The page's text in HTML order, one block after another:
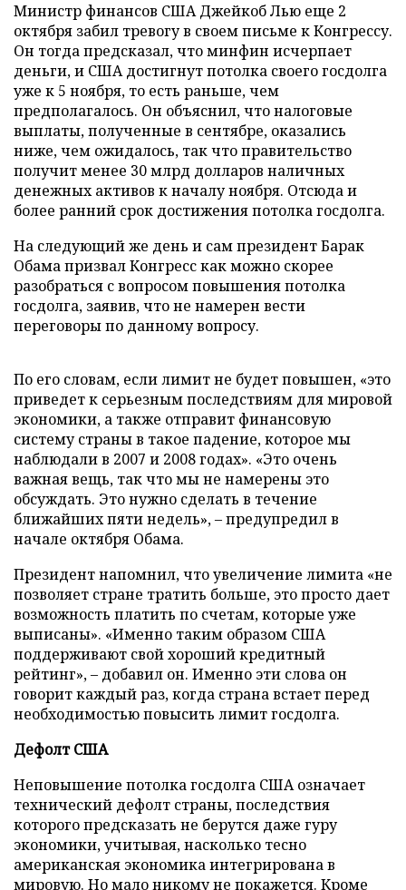
Министр финансов США Джейкоб Лью еще 2
октября забил тревогу в своем письме к Конгрессу.
Он тогда предсказал, что минфин исчерпает
деньги, и США достигнут потолка своего госдолга
уже к 5 ноября, то есть раньше, чем
предполагалось. Он объяснил, что налоговые
выплаты, полученные в сентябре, оказались
ниже, чем ожидалось, так что правительство
получит менее 30 млрд долларов наличных
денежных активов к началу ноября. Отсюда и
более ранний срок достижения потолка госдолга.
На следующий же день и сам президент Барак
Обама призвал Конгресс как можно скорее
разобраться с вопросом повышения потолка
госдолга, заявив, что не намерен вести
переговоры по данному вопросу.
По его словам, если лимит не будет повышен, «это
приведет к серьезным последствиям для мировой
экономики, а также отправит финансовую
систему страны в такое падение, которое мы
наблюдали в 2007 и 2008 годах». «Это очень
важная вещь, так что мы не намерены это
обсуждать. Это нужно сделать в течение
ближайших пяти недель», – предупредил в
начале октября Обама.
Президент напомнил, что увеличение лимита «не
позволяет стране тратить больше, это просто дает
возможность платить по счетам, которые уже
выписаны». «Именно таким образом США
поддерживают свой хороший кредитный
рейтинг», – добавил он. Именно эти слова он
говорит каждый раз, когда страна встает перед
необходимостью повысить лимит госдолга.
Дефолт США
Неповышение потолка госдолга США означает
технический дефолт страны, последствия
которого предсказать не берутся даже гуру
экономики, учитывая, насколько тесно
американская экономика интегрирована в
мировую. Но мало никому не покажется. Кроме